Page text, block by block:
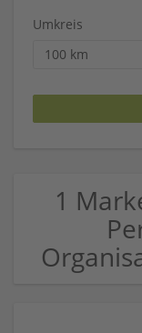
Umkreis
1